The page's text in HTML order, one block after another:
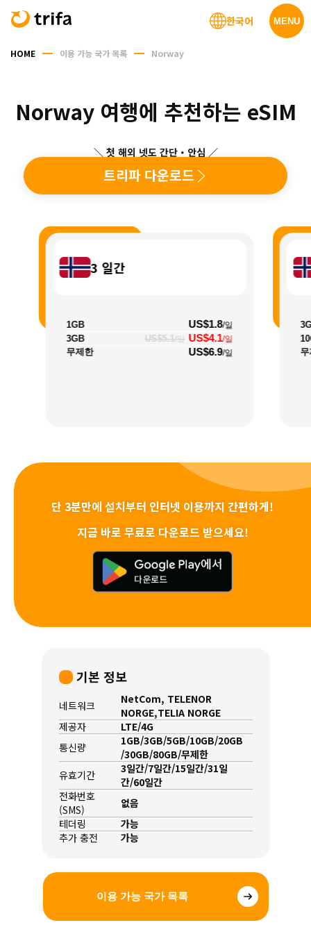
MENU
한국어
HOME 이용 가능 국가 목록 Norway
Norway 여행에 추천하는 eSIM
＼ 첫 해외 넷도 간단・안심 ／
트리파 다운로드
3 일간
1GB US$1.8/일
3GB US$5.1/일 US$4.1/일
무제한 US$6.9/일
단 3분만에 설치부터 인터넷 이용까지 간편하게!
지금 바로 무료로 다운로드 받으세요!
기본 정보
네트워크
NetCom, TELENOR
NORGE,TELIA NORGE
제공자
LTE/4G
통신량
1GB/3GB/5GB/10GB/20GB
/30GB/80GB/무제한
유효기간
3일간/7일간/15일간/31일
간/60일간
전화번호
(SMS)
없음
테더링
가능
추가 충전
가능
이용 가능 국가 목록